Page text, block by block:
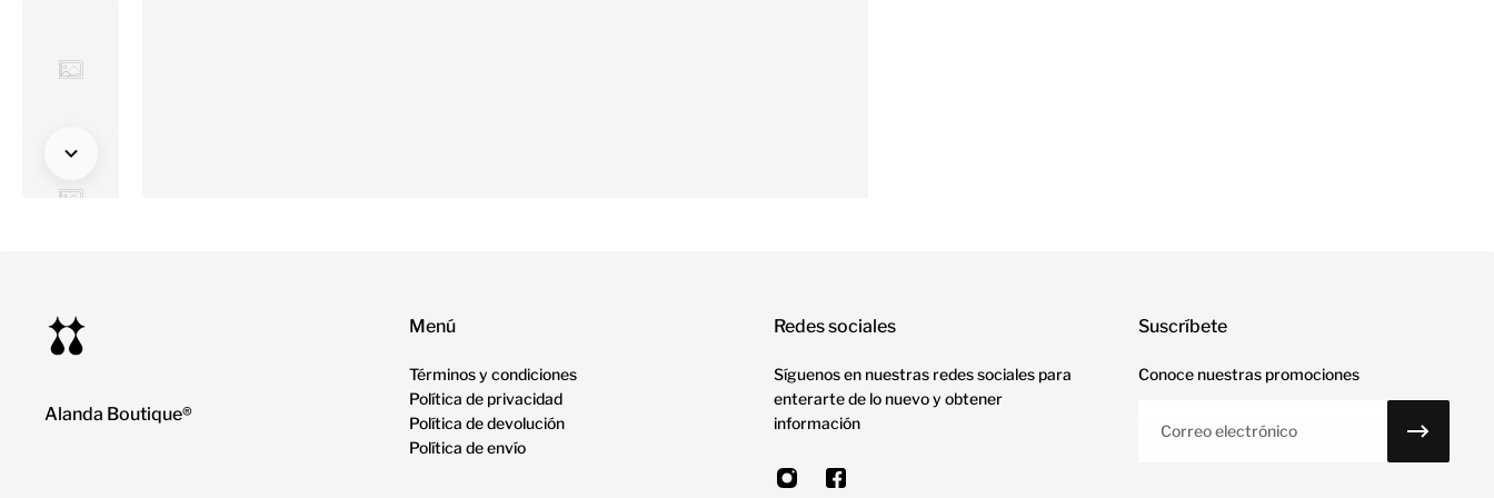
Alanda Boutique®
Menú
Términos y condiciones
Política de privacidad
Política de devolución
Política de envío
Redes sociales
Síguenos en nuestras redes sociales para
enterarte de lo nuevo y obtener
información
Suscríbete
Conoce nuestras promociones